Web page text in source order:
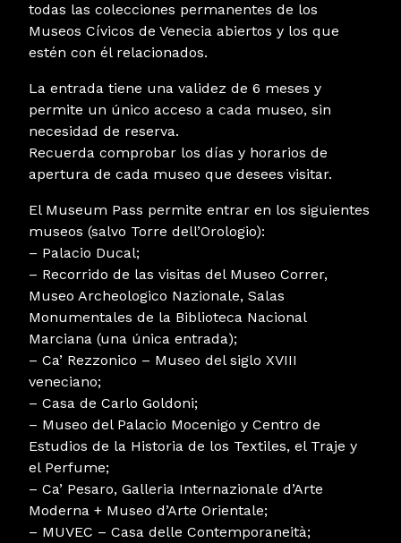
todas las colecciones permanentes de los
Museos Cívicos de Venecia abiertos y los que
estén con él relacionados.
La entrada tiene una validez de 6 meses y
permite un único acceso a cada museo, sin
necesidad de reserva.
Recuerda comprobar los días y horarios de
apertura de cada museo que desees visitar.
El Museum Pass permite entrar en los siguientes
museos (salvo Torre dell’Orologio):
– Palacio Ducal;
– Recorrido de las visitas del Museo Correr,
Museo Archeologico Nazionale, Salas
Monumentales de la Biblioteca Nacional
Marciana (una única entrada);
– Ca’ Rezzonico – Museo del siglo XVIII
veneciano;
– Casa de Carlo Goldoni;
– Museo del Palacio Mocenigo y Centro de
Estudios de la Historia de los Textiles, el Traje y
el Perfume;
– Ca’ Pesaro, Galleria Internazionale d’Arte
Moderna + Museo d’Arte Orientale;
– MUVEC – Casa delle Contemporaneità;